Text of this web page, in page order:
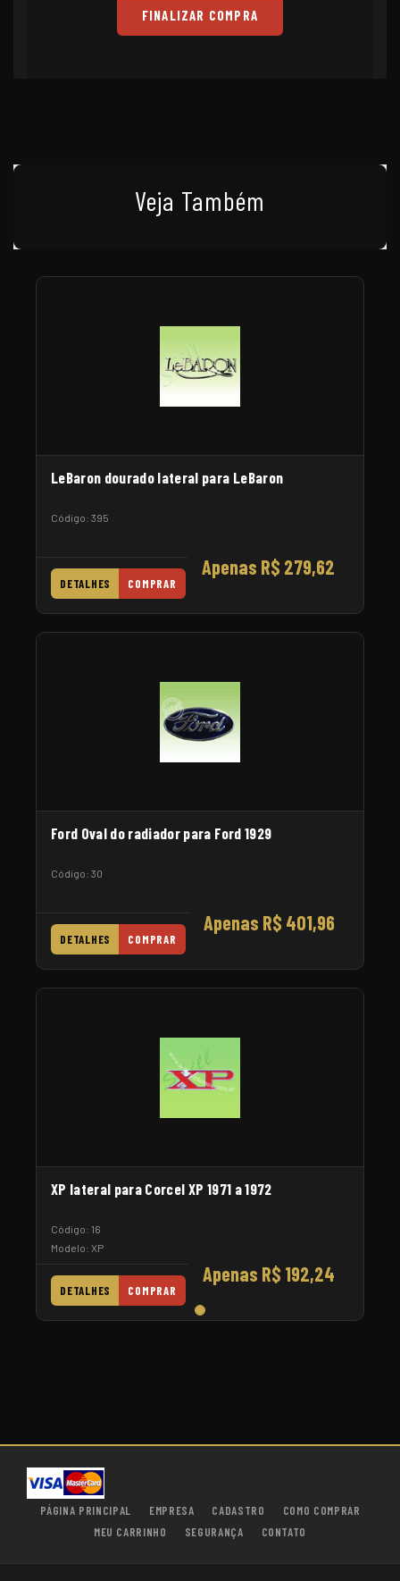
FINALIZAR COMPRA
Veja Também
LeBaron dourado lateral para LeBaron
Código: 395
Apenas R$ 279,62
DETALHES COMPRAR
Ford Oval do radiador para Ford 1929
Código: 30
Apenas R$ 401,96
DETALHES COMPRAR
XP lateral para Corcel XP 1971 a 1972
Código: 16
Modelo: XP
Apenas R$ 192,24
DETALHES COMPRAR
PÁGINA PRINCIPAL EMPRESA CADASTRO
COMO COMPRAR
MEU CARRINHO
SEGURANÇA CONTATO